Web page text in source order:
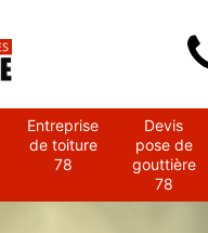
Entreprise
de toiture
78
Devis
pose de
gouttière
78